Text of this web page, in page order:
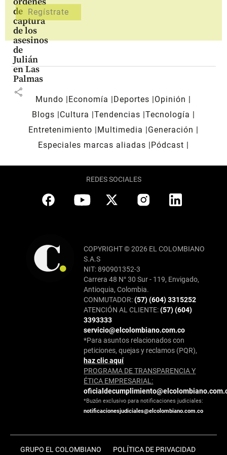
de
captura
de los
asesinos
de
Julián
en Las
Palmas
share
Mundo Economía Deportes
Opinión
Blogs
Cultura Tendencias Tecnología
Entretenimiento
Multimedia
Generación
Especiales marcas aliadas
Pódcast
REDES SOCIALES
COPYRIGHT © 2026 EL COLOMBIANO
S.A.S
NIT: 890901352-3
Carrera 48 N° 30 Sur - 119, Envigado,
Antioquia, Colombia.
CONMUTADOR:(57) (604) 3315252
ATENCIÓN AL CLIENTE:(57) (604)
3393333
servicio@elcolombiano.com.co
*Para asuntos relacionados con
peticiones, quejas y reclamos (PQR),
haz clic aquí
PROGRAMA DE TRANSPARENCIA Y
ÉTICA EMPRESARIAL:
*Buzón exclusivo para notificaciones judiciales:
notificacionesjudiciales@elcolombiano.com.co
GRUPO EL COLOMBIANO POLÍTICA DE PRIVACIDAD